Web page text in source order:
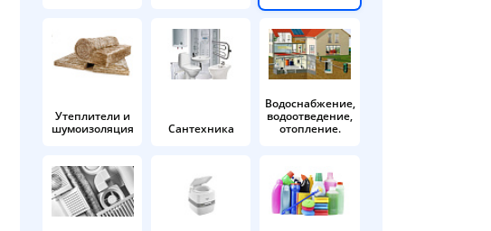
Утеплители и
шумоизоляция
Сантехника
Водоснабжение,
водоотведение,
отопление.